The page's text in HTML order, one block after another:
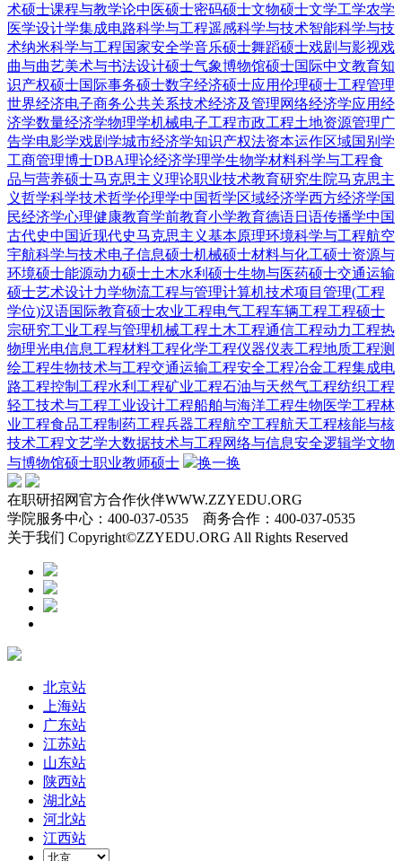
术硕士课程与教学论中医硕士密码硕士文物硕士文学工学农学
医学设计学集成电路科学与工程遥感科学与技术智能科学与技
术纳米科学与工程国家安全学音乐硕士舞蹈硕士戏剧与影视戏
曲与曲艺美术与书法设计硕士气象博物馆硕士国际中文教育知
识产权硕士国际事务硕士数字经济硕士应用伦理硕士工程管理
世界经济电子商务公共关系技术经济及管理网络经济学应用经
济学数量经济学物理学机械电子工程市政工程土地资源管理广
告学电影学戏剧学城市经济学知识产权法资本运作区域国别学
工商管理博士DBA理论经济学理学生物学材料科学与工程食
品与营养硕士马克思主义理论职业技术教育研究生院马克思主
义哲学科学技术哲学伦理学中国哲学区域经济学西方经济学国
民经济学心理健康教育学前教育小学教育德语日语传播学中国
古代史中国近现代史马克思主义基本原理环境科学与工程航空
宇航科学与技术电子信息硕士机械硕士材料与化工硕士资源与
环境硕士能源动力硕士土木水利硕士生物与医药硕士交通运输
硕士艺术设计力学物流工程与管理计算机技术项目管理(工程
学位)汉语国际教育硕士农业工程电气工程车辆工程工程硕士
宗研究工业工程与管理机械工程土木工程通信工程动力工程热
物理光电信息工程材料工程化学工程仪器仪表工程地质工程测
绘工程生物技术与工程交通运输工程安全工程冶金工程集成电
路工程控制工程水利工程矿业工程石油与天然气工程纺织工程
轻工技术与工程工业设计工程船舶与海洋工程生物医学工程林
业工程食品工程制药工程兵器工程航空工程航天工程核能与核
技术工程文艺学大数据技术与工程网络与信息安全逻辑学文物
与博物馆硕士职业教师硕士 换一换
在职研招网官方合作伙伴WWW.ZZYEDU.ORG
学院服务中心：400-037-0535 商务合作：400-037-0535
关于我们 Copyright©ZZYEDU.ORG All Rights Reserved
北京站
上海站
广东站
江苏站
山东站
陕西站
湖北站
河北站
江西站